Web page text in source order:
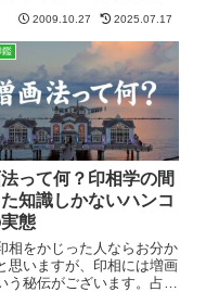
するために数霊による寸法
られています。何でもよい
ございません。さらには彫
も規則があるものです。
2009.10.27 2025.07.17
鑑
って何？印相学の間
知識しかないハンコ
態
相をかじった人ならお分か
思いますが、印相には増画
う秘伝がございます。占い